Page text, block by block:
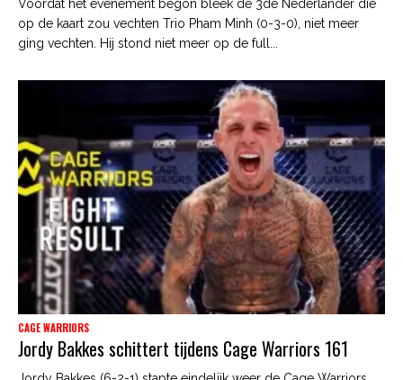
Voordat het evenement begon bleek de 3de Nederlander die
op de kaart zou vechten Trio Pham Minh (0-3-0), niet meer
ging vechten. Hij stond niet meer op de full...
CAGE WARRIORS
Jordy Bakkes schittert tijdens Cage Warriors 161